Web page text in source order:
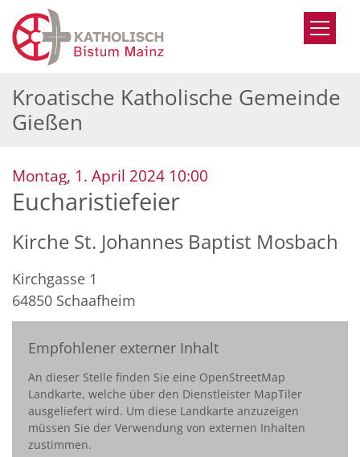
Zum Inhalt springen
Kroatische Katholische Gemeinde
Gießen
Montag, 1. April 2024 10:00
Eucharistiefeier
Kirche St. Johannes Baptist Mosbach
Kirchgasse 1
64850 Schaafheim
Empfohlener externer Inhalt
An dieser Stelle finden Sie eine OpenStreetMap
Landkarte, welche über den Dienstleister MapTiler
ausgeliefert wird. Um diese Landkarte anzuzeigen
müssen Sie der Verwendung von externen Inhalten
zustimmen.